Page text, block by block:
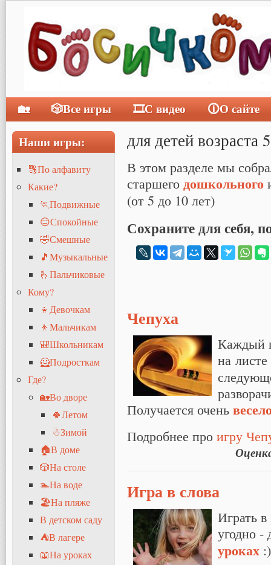
для детей возраста
В этом разделе мы
старшего дошкольного
(от 5 до 10 лет)
Сохраните для себя,
Чепуха
Каждый
на листе
Получается очень
Подробнее про игру
Игра в слова
Играть
угодно -
уроках :)
Главное меню
🏡 🎲Все игры 🎞С видео
🛈О сайте
Наши игры:
🔠По алфавиту
Какие?
🏃Подвижные
😑Спокойные
🤣Смешные
🎵Музыкальные
🫰Пальчиковые
Кому?
👧Девочкам
👦Мальчикам
🎒Школьникам
🦸Подросткам
Где?
🏡Во дворе
🍀Летом
☃Зимой
🏠В доме
🎲На столе
🏊На воде
🏖На пляже
В детском саду
⛺В лагере
📖На уроках